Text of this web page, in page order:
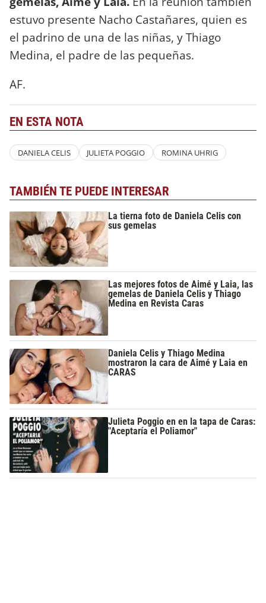
estuvo presente Nacho Castañares, quien es
el padrino de una de las niñas, y Thiago
Medina, el padre de las pequeñas.
AF.
EN ESTA NOTA
DANIELA CELIS JULIETA POGGIO ROMINA UHRIG
TAMBIÉN TE PUEDE INTERESAR
La tierna foto de Daniela Celis con
sus gemelas
Las mejores fotos de Aimé y Laia, las
gemelas de Daniela Celis y Thiago
Medina en Revista Caras
Daniela Celis y Thiago Medina
mostraron la cara de Aimé y Laia en
CARAS
Julieta Poggio en en la tapa de Caras:
"Aceptaría el Poliamor"